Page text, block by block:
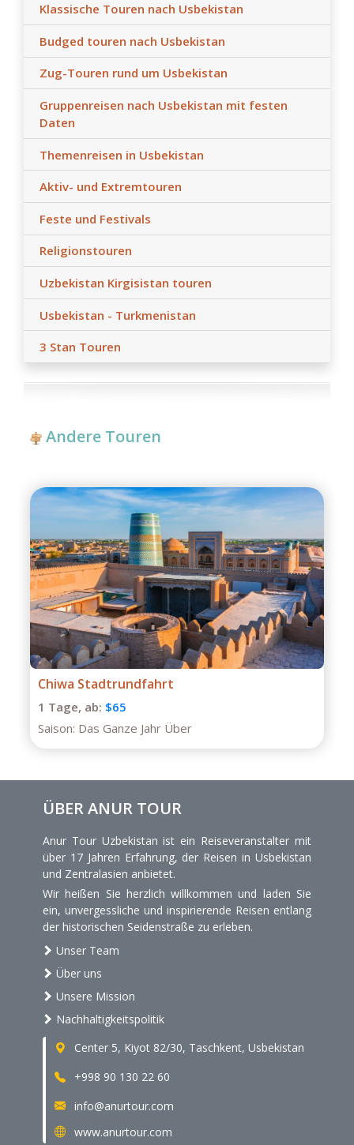
Klassische Touren nach Usbekistan
Budged touren nach Usbekistan
Zug-Touren rund um Usbekistan
Gruppenreisen nach Usbekistan mit festen
Daten
Themenreisen in Usbekistan
Aktiv- und Extremtouren
Feste und Festivals
Religionstouren
Uzbekistan Kirgisistan touren
Usbekistan - Turkmenistan
3 Stan Touren
Andere Touren
Private Tour durch Buchara
1 Tage, ab: $75
Saison: Das Ganze Jahr
ÜBER ANUR TOUR
Anur Tour Uzbekistan ist ein Reiseveranstalter mit
über 17 Jahren Erfahrung, der Reisen in Usbekistan
und Zentralasien anbietet.
Wir heißen Sie herzlich willkommen und laden Sie
ein, unvergessliche und inspirierende Reisen entlang
der historischen Seidenstraße zu erleben.
Unser Team
Über uns
Unsere Mission
Nachhaltigkeitspolitik
Center 5, Kiyot 82/30, Taschkent, Usbekistan
+998 90 130 22 60
info@anurtour.com
www.anurtour.com